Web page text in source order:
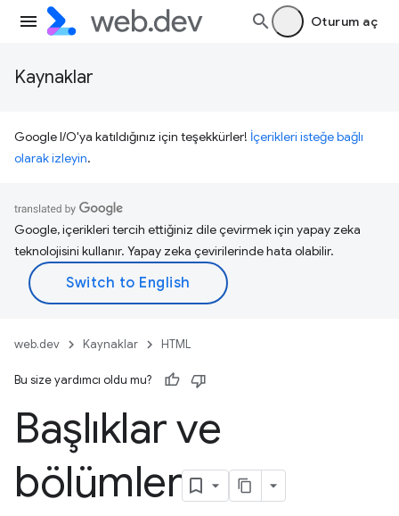
Oturum aç
Kaynaklar
Google I/O'ya katıldığınız için teşekkürler! İçerikleri isteğe bağlı
olarak izleyin.
Google, içerikleri tercih ettiğiniz dile çevirmek için yapay zeka
teknolojisini kullanır. Yapay zeka çevirilerinde hata olabilir.
web.dev Kaynaklar HTML
Bu size yardımcı oldu mu?
Başlıklar ve
bölümler